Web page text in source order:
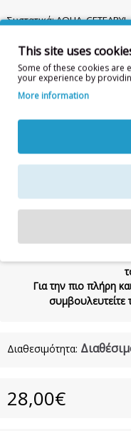
Συστατικά: AQUA,
ESTERS, SQUALANE, ETHYL
CETRIMONIUM CHLORIDE,
MODIFIED, BENZYL
PARKII (SHEA) BUTTER,
HYDROLYZED WHEAT
ALKETH-7, COUMARIN,
LINALYL ACETATE, SODIUM
HEXYL CINNAMAL , CITRUS
POTASSIUM SORBATE,
1000mL
Για την πιο πλήρη
συμβουλευτείτε
Διαθεσιμότητα:
28,00€
This site uses
Some of these cookies are
your experience by
More information